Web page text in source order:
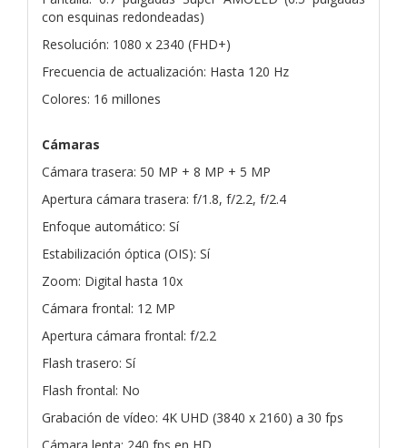
con esquinas redondeadas)
Resolución: 1080 x 2340 (FHD+)
Frecuencia de actualización: Hasta 120 Hz
Colores: 16 millones
Cámaras
Cámara trasera: 50 MP + 8 MP + 5 MP
Apertura cámara trasera: f/1.8, f/2.2, f/2.4
Enfoque automático: Sí
Estabilización óptica (OIS): Sí
Zoom: Digital hasta 10x
Cámara frontal: 12 MP
Apertura cámara frontal: f/2.2
Flash trasero: Sí
Flash frontal: No
Grabación de vídeo: 4K UHD (3840 x 2160) a 30 fps
Cámara lenta: 240 fps en HD